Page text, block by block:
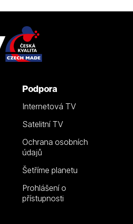
Podpora
Internetová TV
Satelitní TV
Ochrana osobních
údajů
Šetříme planetu
Prohlášení o
přístupnosti